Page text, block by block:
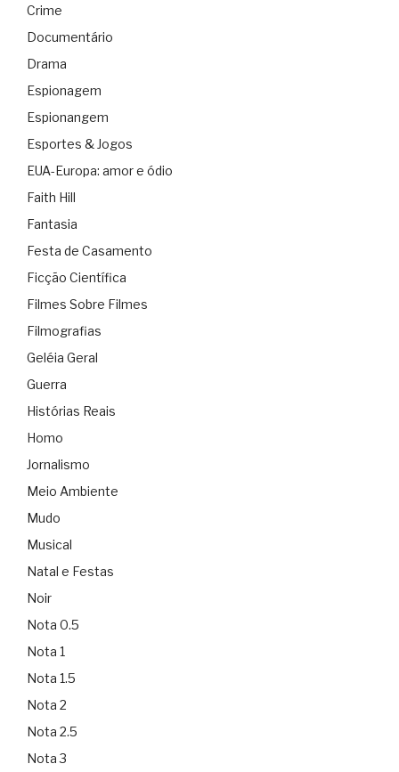
Crime
Documentário
Drama
Espionagem
Espionangem
Esportes & Jogos
EUA-Europa: amor e ódio
Faith Hill
Fantasia
Festa de Casamento
Ficção Científica
Filmes Sobre Filmes
Filmografias
Geléia Geral
Guerra
Histórias Reais
Homo
Jornalismo
Meio Ambiente
Mudo
Musical
Natal e Festas
Noir
Nota 0.5
Nota 1
Nota 1.5
Nota 2
Nota 2.5
Nota 3